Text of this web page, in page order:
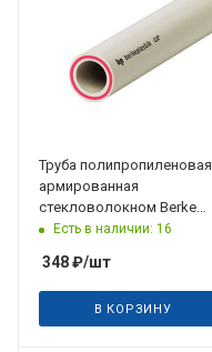
Труба полипропиленовая
армированная
стекловолокном Berke
PN20 SDR7.4 д 25 х 3,5 (4м)
Есть в наличии: 16
348₽/шт
В КОРЗИНУ